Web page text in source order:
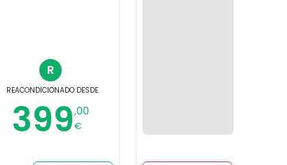
R
REACONDICIONADODESDE
399,00
€